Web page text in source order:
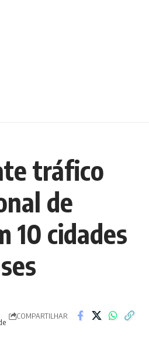
tráfico
de
10 cidades
COMPARTILHAR